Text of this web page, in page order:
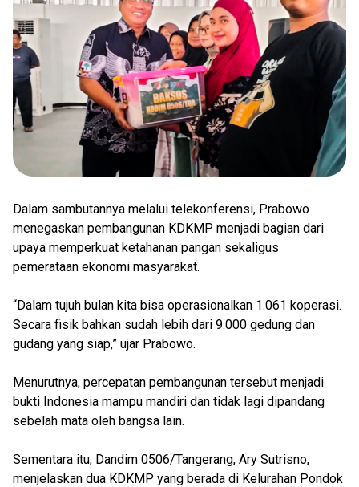
Dalam sambutannya melalui telekonferensi, Prabowo
menegaskan pembangunan KDKMP menjadi bagian dari
upaya memperkuat ketahanan pangan sekaligus
pemerataan ekonomi masyarakat.
“Dalam tujuh bulan kita bisa operasionalkan 1.061 koperasi.
Secara fisik bahkan sudah lebih dari 9.000 gedung dan
gudang yang siap,” ujar Prabowo.
Menurutnya, percepatan pembangunan tersebut menjadi
bukti Indonesia mampu mandiri dan tidak lagi dipandang
sebelah mata oleh bangsa lain.
Sementara itu, Dandim 0506/Tangerang, Ary Sutrisno,
menjelaskan dua KDKMP yang berada di Kelurahan Pondok